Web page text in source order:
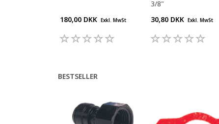
180,00 DKK Exkl. MwSt
3/8"
30,80 DKK Exkl. MwSt
BESTSELLER